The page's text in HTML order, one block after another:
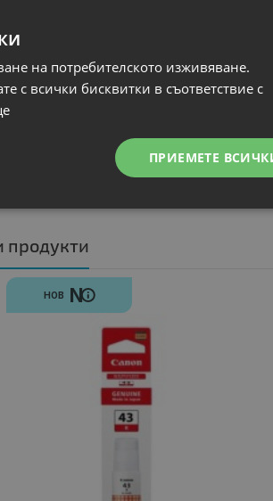
продукти
НОВ N
на потребителското изживяване.
с всички бисквитки в съответствие с
ПРИЕМЕТЕ